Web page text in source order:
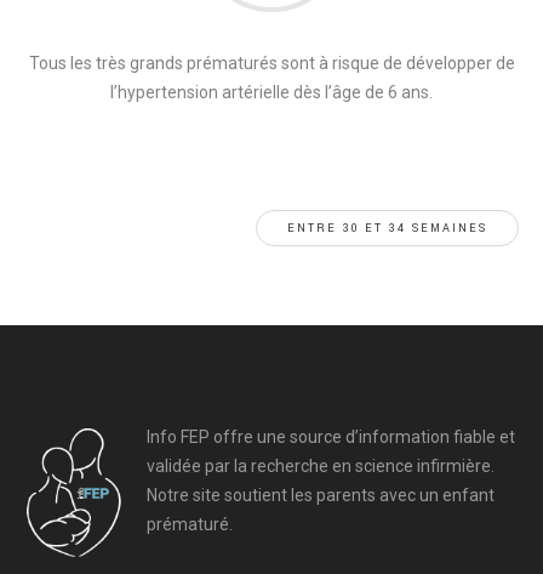
Tous les très grands prématurés sont à risque de développer de
l’hypertension artérielle dès l’âge de 6 ans.
ENTRE 30 ET 34 SEMAINES
Info FEP offre une source d’information fiable et
validée par la recherche en science infirmière.
Notre site soutient les parents avec un enfant
prématuré.